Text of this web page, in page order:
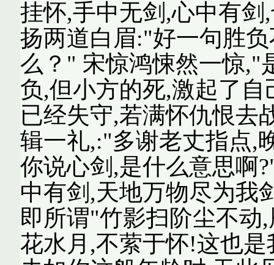
挂怀,手中无剑,心中有
扬两道白眉:"好一句胜
么？" 宋惊鸿悚然一惊,"
负,但小方的死,激起了
已经失守,若满怀仇恨去
辑一礼,:"多谢老丈指点,
你说心剑,是什么意思啊
中有剑,天地万物尽为我
即所谓"竹影扫阶尘不动
花水月,不萦于怀!这也